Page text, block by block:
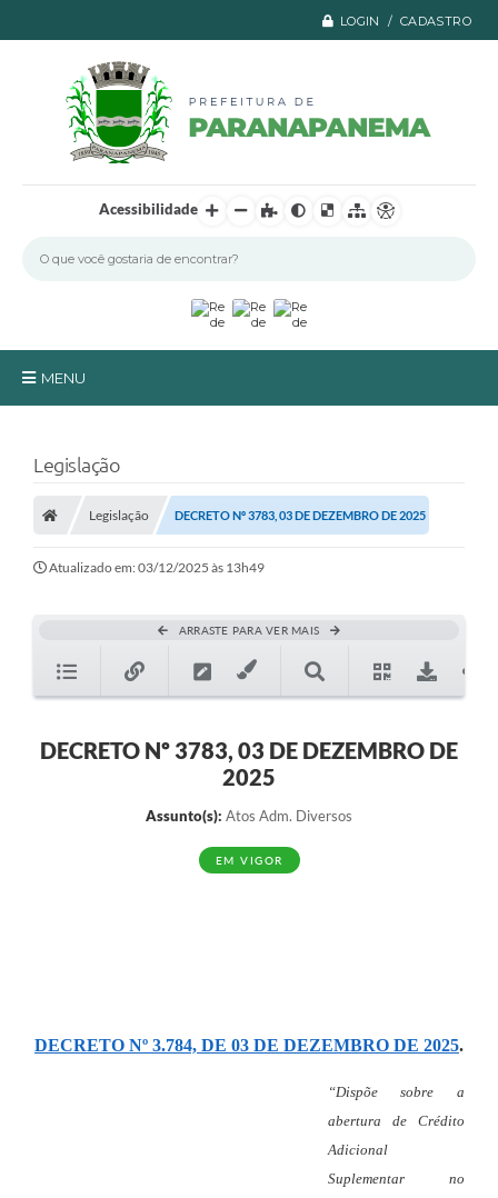
LOGIN / CADASTRO
Acessibilidade
MENU
A Prefeitura
Turismo
Transparência
Fale Conosco
Legislação
Legislação
Legislação DECRETO Nº 3783, 03 DE DEZEMBRO DE 2025
Atualizado em: 03/12/2025 às 13h49
ARRASTE PARA VER MAIS
DECRETO Nº 3783, 03 DE DEZEMBRO DE
2025
Assunto(s): Atos Adm. Diversos
EM VIGOR
DECRETO Nº 3.784, DE 03 DE DEZEMBRO DE 2025.
“Dispõe sobre a
abertura de Crédito
Adicional
Suplementar no